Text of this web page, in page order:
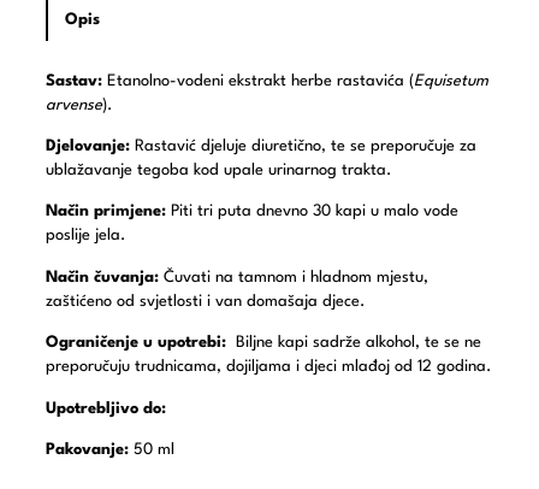
Opis
Sastav: Etanolno-vodeni ekstrakt herbe rastavića (Equisetum
arvense).
Djelovanje: Rastavić djeluje diuretično, te se preporučuje za
ublažavanje tegoba kod upale urinarnog trakta.
Način primjene: Piti tri puta dnevno 30 kapi u malo vode
poslije jela.
Način čuvanja: Čuvati na tamnom i hladnom mjestu,
zaštićeno od svjetlosti i van domašaja djece.
Ograničenje u upotrebi:
Biljne kapi sadrže alkohol, te se ne
preporučuju trudnicama, dojiljama i djeci mlađoj od 12 godina.
Upotrebljivo do:
Pakovanje: 50 ml